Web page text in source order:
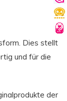
Dies stellt
und für die
der